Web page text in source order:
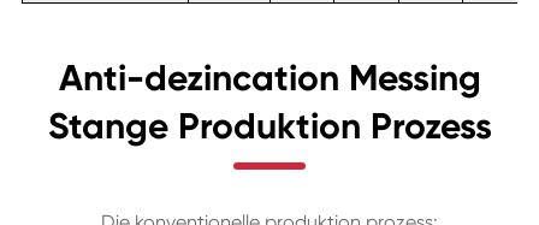
Anti-dezincation Messing
Stange Produktion Prozess